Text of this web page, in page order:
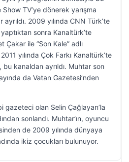
TV’ye dönerek yarışma
2009 yılında CNN Türk’te
yaptıktan sonra Kanaltürk’te
Çakar ile “Son Kale” adlı
yılında Çok Farkı Kanaltürk’te
kanaldan ayrıldı. Muhtar son
da Vatan Gazetesi’nden
gazeteci olan Selin Çağlayan’la
sonlandı. Muhtar’ın, oyuncu
de 2009 yılında dünyaya
ikiz çocukları bulunuyor.